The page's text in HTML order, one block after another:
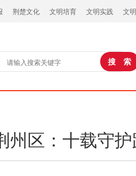
荆楚文化 文明培育 文明实践 文
州区：十载守